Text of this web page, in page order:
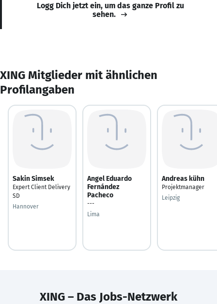
Logg Dich jetzt ein, um das ganze Profil zu
sehen.
XING Mitglieder mit ähnlichen
Profilangaben
Sakin Simsek
Expert Client Delivery
SD
Hannover
Angel Eduardo
Fernández
Pacheco
---
Lima
Andreas kühn
Projektmanager
Leipzig
XING – Das Jobs-Netzwerk